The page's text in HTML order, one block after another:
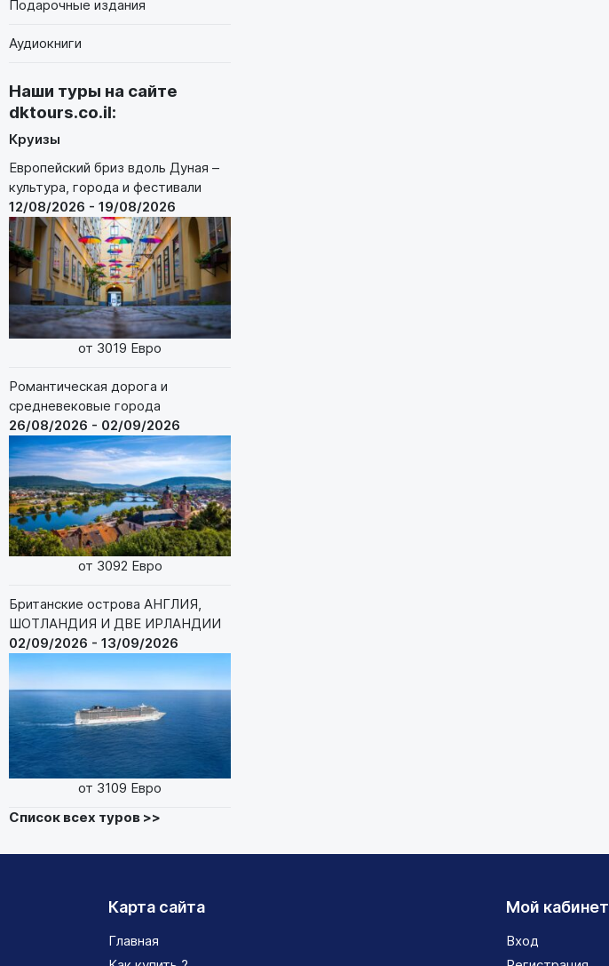
Подарочные издания
Аудиокниги
Наши туры на сайте
dktours.co.il:
Круизы
Европейский бриз вдоль Дуная –
культура, города и фестивали
12/08/2026 - 19/08/2026
от 3019 Евро
Романтическая дорога и
средневековые города
26/08/2026 - 02/09/2026
от 3092 Евро
Британские острова АНГЛИЯ,
ШОТЛАНДИЯ И ДВЕ ИРЛАНДИИ
02/09/2026 - 13/09/2026
от 3109 Евро
Список всех туров >>
Карта сайта
Главная
Мой кабинет
Вход